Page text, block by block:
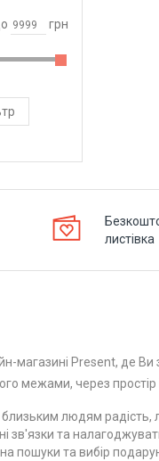
грн
листівка
магазині Present, де Ви
межами, через простір
людям радість,
зв'язки та
пошуки та вибір